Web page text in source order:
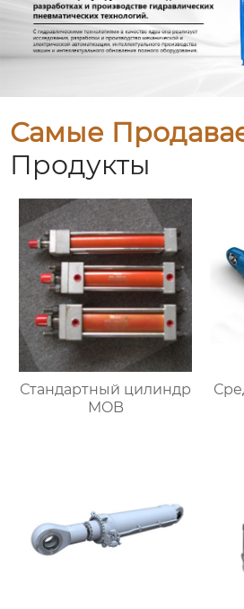
Самые
Продукты
Стандартный цилиндр
MOB